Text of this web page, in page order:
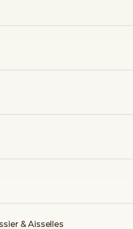
& Aisselles